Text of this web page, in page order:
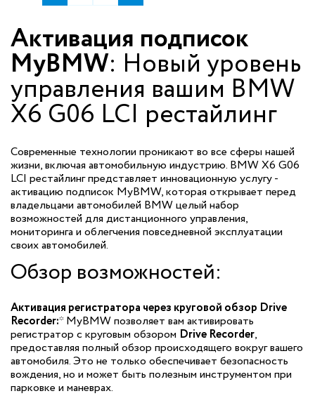
Активация подписок
MyBMW: Новый уровень
управления вашим BMW
X6 G06 LCI рестайлинг
Современные технологии проникают во все сферы нашей
жизни, включая автомобильную индустрию. BMW X6 G06
LCI рестайлинг представляет инновационную услугу -
активацию подписок MyBMW, которая открывает перед
владельцами автомобилей BMW целый набор
возможностей для дистанционного управления,
мониторинга и облегчения повседневной эксплуатации
своих автомобилей.
Обзор возможностей:
Активация регистратора через круговой обзор Drive
Recorder:* MyBMW позволяет вам активировать
регистратор с круговым обзором Drive Recorder,
предоставляя полный обзор происходящего вокруг вашего
автомобиля. Это не только обеспечивает безопасность
вождения, но и может быть полезным инструментом при
парковке и маневрах.